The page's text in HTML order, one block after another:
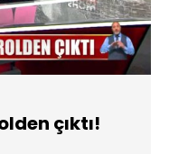
çıktı!